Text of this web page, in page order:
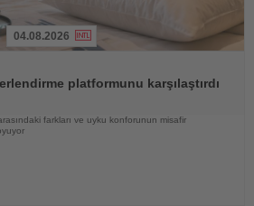
04.08.2026
platformunu karşılaştırdı
farkları ve uyku konforunun misafir